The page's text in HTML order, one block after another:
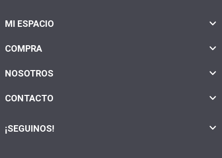
MI ESPACIO
COMPRA
NOSOTROS
CONTACTO
¡SEGUINOS!